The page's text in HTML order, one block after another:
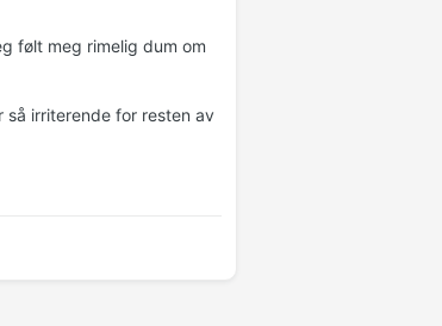
følt meg rimelig dum om
irriterende for resten av